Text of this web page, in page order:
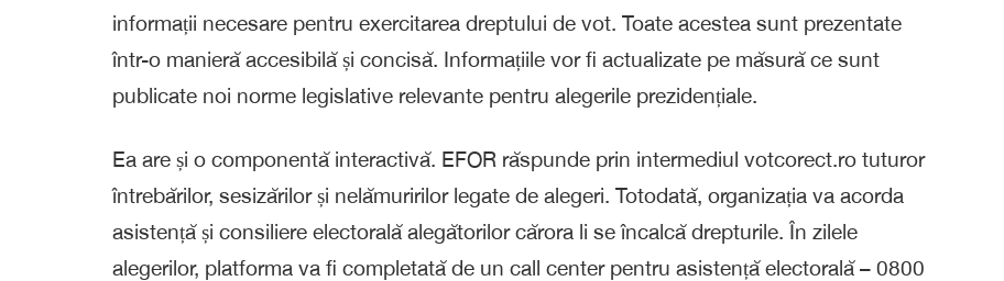
informații necesare pentru exercitarea dreptului de vot. Toate acestea sunt prezentate
într-o manieră accesibilă și concisă. Informațiile vor fi actualizate pe măsură ce sunt
publicate noi norme legislative relevante pentru alegerile prezidențiale.
Ea are și o componentă interactivă. EFOR răspunde prin intermediul votcorect.ro tuturor
întrebărilor, sesizărilor și nelămuririlor legate de alegeri. Totodată, organizația va acorda
asistență și consiliere electorală alegătorilor cărora li se încalcă drepturile. În zilele
alegerilor, platforma va fi completată de un call center pentru asistență electorală – 0800